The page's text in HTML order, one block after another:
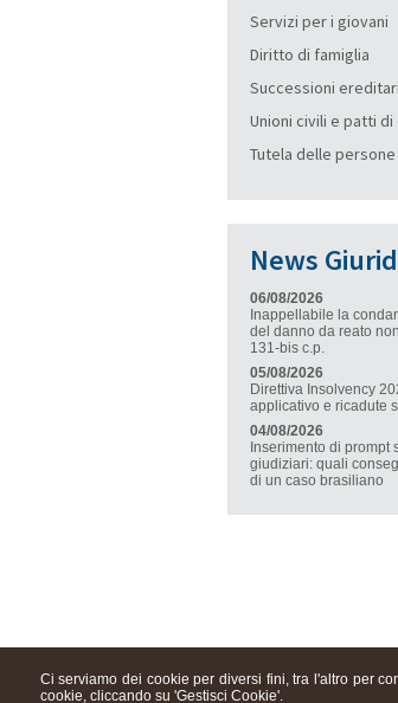
Ci serviamo dei cookie per diversi fini, tra l'altro per
cookie, cliccando su 'Gestisci Cookie'.
Servizi per i giovani
Diritto di famiglia
Successioni
Unioni civili e patti
Tutela delle
News
06/08/2026
Inappellabile la
del danno da reato
131-bis c.p.
05/08/2026
Direttiva Insolvency
applicativo e ricadute
04/08/2026
Inserimento di prompt
giudiziari: quali
di un caso brasiliano